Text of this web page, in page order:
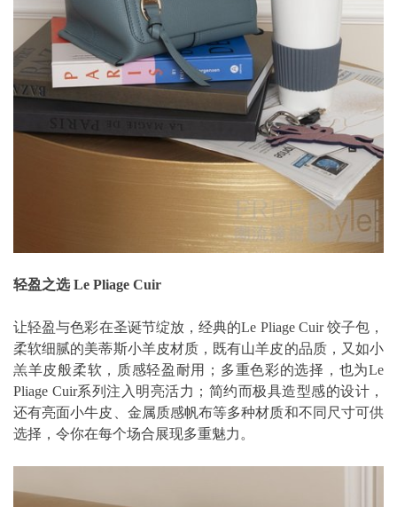
轻盈之选 Le Pliage Cuir
让轻盈与色彩在圣诞节绽放，经典的Le Pliage Cuir 饺子包，
柔软细腻的美蒂斯小羊皮材质，既有山羊皮的品质，又如小
羔羊皮般柔软，质感轻盈耐用；多重色彩的选择，也为Le
Pliage Cuir系列注入明亮活力；简约而极具造型感的设计，
还有亮面小牛皮、金属质感帆布等多种材质和不同尺寸可供
选择，令你在每个场合展现多重魅力。